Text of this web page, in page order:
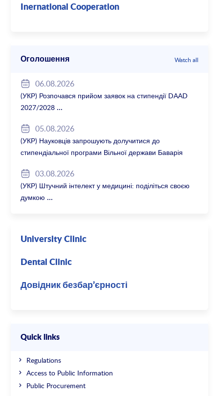
Inernational Cooperation
Оголошення Watch all
06.08.2026
(УКР) Розпочався прийом заявок на стипендії DAAD
2027/2028
05.08.2026
(УКР) Науковців запрошують долучитися до
стипендіальної програми Вільної держави Баварія
03.08.2026
(УКР) Штучний інтелект у медицині: поділіться своєю
думкою
University Clinic
Dental Clinic
Довідник безбар’єрності
Quick links
Regulations
Access to Public Information
Public Procurement